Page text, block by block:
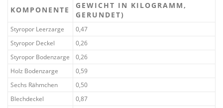
KOMPONENTE
GEWICHT IN KILOGRAMM,
GERUNDET)
Styropor Leerzarge
0,47
Styropor Deckel
0,26
Styropor Bodenzarge
0,26
Holz Bodenzarge
0,59
Sechs Rähmchen
0,50
Blechdeckel
0,87